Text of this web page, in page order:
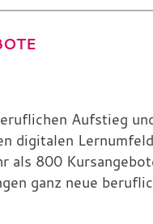
Aufstieg
digitalen
als 800
ganz neue